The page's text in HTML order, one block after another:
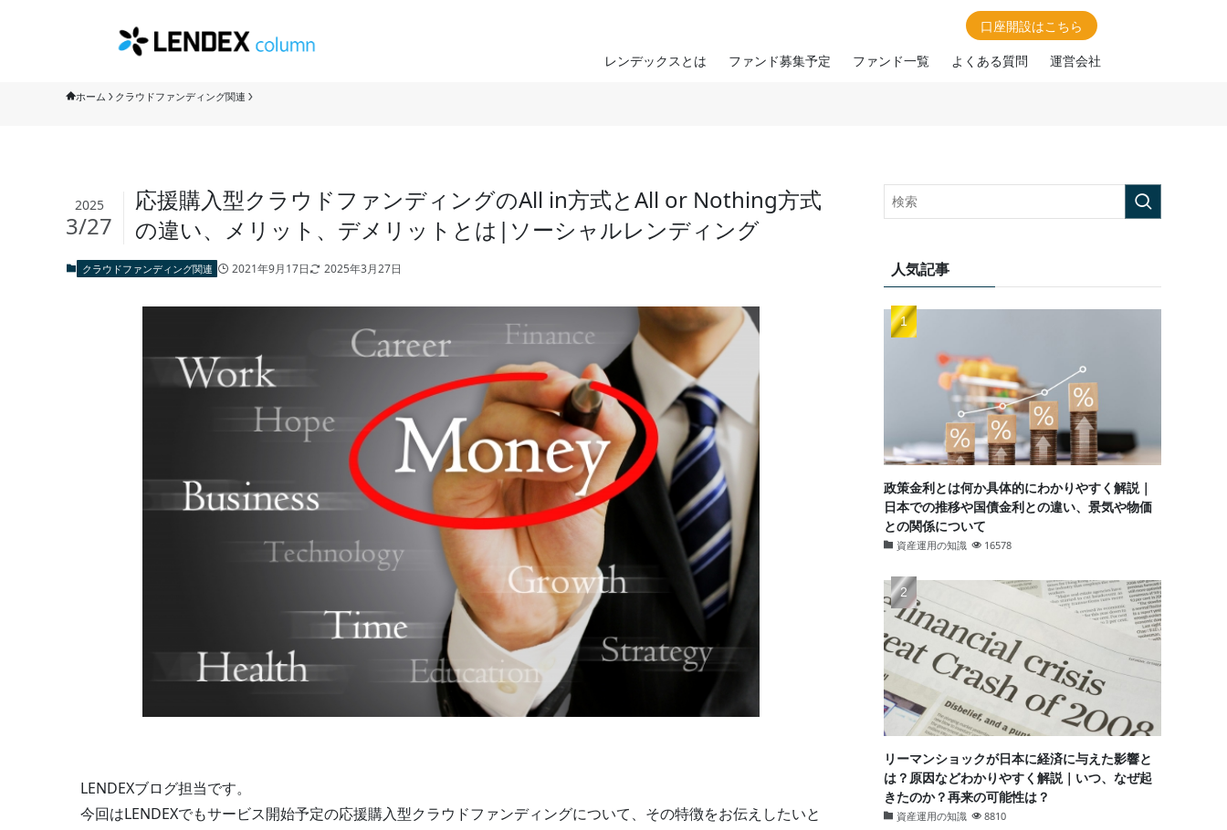
口座開設はこちら
レンデックスとは ファンド募集予定 ファンド一覧 よくある質問 運営会社
ホーム クラウドファンディング関連
応援購入型クラウドファンディングのAll in方式とAll or Nothing方式
の違い、メリット、デメリットとは|ソーシャルレンディング
2025
3/27
クラウドファンディング関連 2021年9月17日 2025年3月27日
LENDEXブログ担当です。
今回はLENDEXでもサービス開始予定の応援購入型クラウドファンディングについて、その特徴をお伝えしたいと
人気記事
政策金利とは何か具体的にわかりやすく解説｜
日本での推移や国債金利との違い、景気や物価
との関係について
資産運用の知識 16578
リーマンショックが日本に経済に与えた影響と
は？原因などわかりやすく解説｜いつ、なぜ起
きたのか？再来の可能性は？
資産運用の知識 8810